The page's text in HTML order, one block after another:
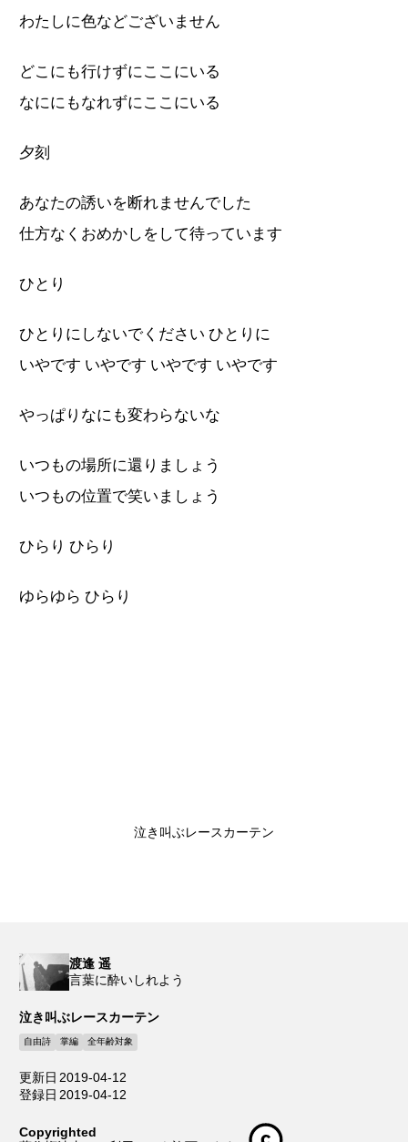
わたしに色などございません
どこにも行けずにここにいる
なににもなれずにここにいる
夕刻
あなたの誘いを断れませんでした
仕方なくおめかしをして待っています
ひとり
ひとりにしないでください ひとりに
いやです いやです いやです いやです
やっぱりなにも変わらないな
いつもの場所に還りましょう
いつもの位置で笑いましょう
ひらり ひらり
ゆらゆら ひらり
泣き叫ぶレースカーテン
渡逢 遥
言葉に酔いしれよう
泣き叫ぶレースカーテン
自由詩 掌編 全年齢対象
更新日 2019-04-12
登録日 2019-04-12
Copyrighted